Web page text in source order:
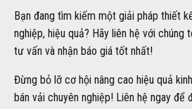
Bạn đang tìm kiếm một giải pháp thiết
nghiệp, hiệu quả? Hãy liên hệ với chúng
tư vấn và nhận báo giá tốt nhất!
Đừng bỏ lỡ cơ hội nâng cao hiệu quả
bán vải chuyên nghiệp! Liên hệ ngay